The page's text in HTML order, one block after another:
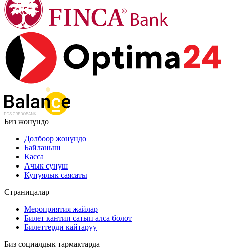
Биз жөнүндө
Долбоор жөнүндө
Байланыш
Касса
Ачык сунуш
Купуялык саясаты
Страницалар
Мероприятия жайлар
Билет кантип сатып алса болот
Билеттерди кайтаруу
Биз социалдык тармактарда